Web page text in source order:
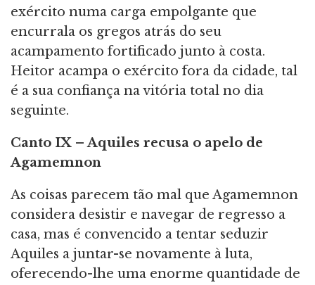
exército numa carga empolgante que
encurrala os gregos atrás do seu
acampamento fortificado junto à costa.
Heitor acampa o exército fora da cidade, tal
é a sua confiança na vitória total no dia
seguinte.
Canto IX – Aquiles recusa o apelo de
Agamemnon
As coisas parecem tão mal que Agamemnon
considera desistir e navegar de regresso a
casa, mas é convencido a tentar seduzir
Aquiles a juntar-se novamente à luta,
oferecendo-lhe uma enorme quantidade de